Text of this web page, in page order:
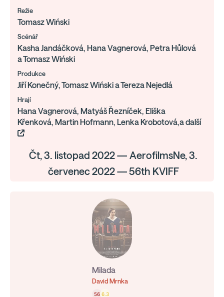
Režie
Tomasz Wiński
Scénář
Kasha Jandáčková, Hana Vagnerová, Petra Hůlová
a Tomasz Wiński
Produkce
Jiří Konečný, Tomasz Wiński a Tereza Nejedlá
Hrají
Hana Vagnerová, Matyáš Řezníček, Eliška
Křenková, Martin Hofmann, Lenka Krobotová,a další
Čt, 3. listopad 2022 — AerofilmsNe, 3.
červenec 2022 — 56th KVIFF
Milada
David Mrnka
56 6.3